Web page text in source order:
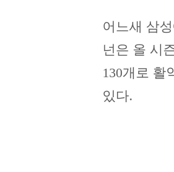
어느새 삼
넌은 올 시
130개로 활
있다.